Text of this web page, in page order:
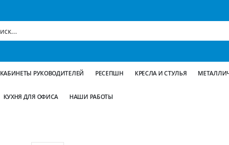
КАБИНЕТЫ РУКОВОДИТЕЛЕЙ РЕСЕПШН КРЕСЛА И СТУЛЬЯ
КУХНЯ ДЛЯ ОФИСА НАШИ РАБОТЫ